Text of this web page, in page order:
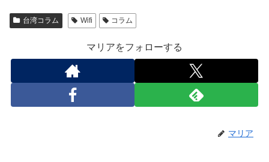
台湾コラム Wifi コラム
マリアをフォローする
マリア